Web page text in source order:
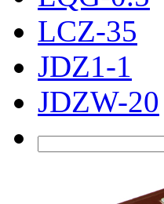
LCZ-35
JDZ1-1
JDZW-20